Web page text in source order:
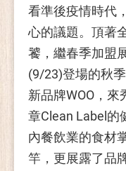
看準後疫情時代
心的議題。頂著
饕，繼春季加盟
(9/23)登場的秋
新品牌WOO，
章Clean Label的
內餐飲業的食材
竿，更展露了品